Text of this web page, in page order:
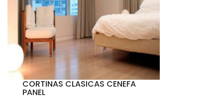
CORTINAS CLASICAS CENEFA
PANEL